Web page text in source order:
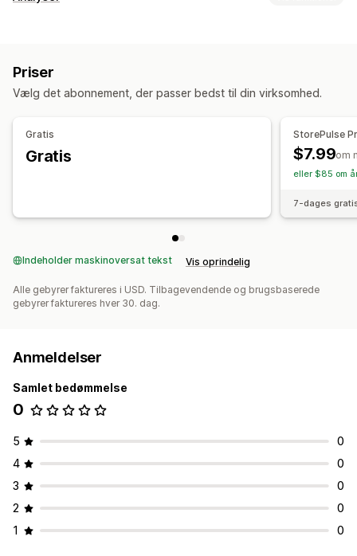
Tilpassede regler
Underretninger og analyse
Visualiseringer og rapporter
Kontrolpanel med analyser
Priser
Vælg det abonnement, der passer bedst til din virksomhed.
Gratis
Gratis
StorePulse
$7.99om
eller $85 om
7-dages
Indeholder maskinoversat tekst Vis oprindelig
Alle gebyrer faktureres i USD. Tilbagevendende og brugsbaserede
gebyrer faktureres hver 30. dag.
Anmeldelser
Samlet bedømmelse
0
5
0
4
0
3
0
2
0
1
0